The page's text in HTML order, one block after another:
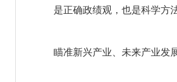
是正确政绩观，也是科学方法
瞄准新兴产业、未来产业发